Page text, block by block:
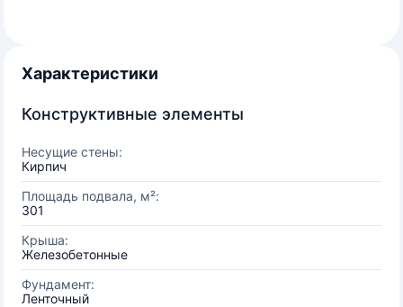
Характеристики
Конструктивные элементы
Несущие стены:
Кирпич
Площадь подвала, м²:
301
Крыша:
Железобетонные
Фундамент:
Ленточный